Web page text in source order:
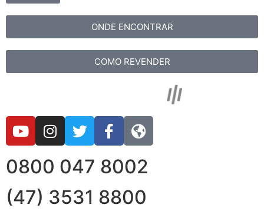
ONDE ENCONTRAR
COMO REVENDER
0800 047 8002
(47) 3531 8800